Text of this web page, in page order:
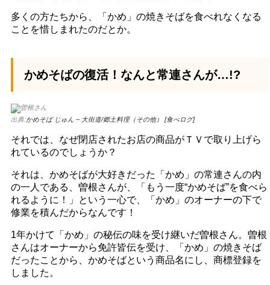
多くの方たちから、「かめ」の焼きそばを食べれなくなる
ことを惜しまれたのだとか。
かめそばの復活！なんと常連さんが…!?
出典:かめそば じゅん – 大街道/郷土料理（その他） [食べログ]
それでは、なぜ閉店されたお店の商品がＴＶで取り上げら
れているのでしょうか？
それは、かめそばが大好きだった「かめ」の常連さんの内
の一人である、曽根さんが、「もう一度“かめそば”を食べら
れるように！」という一心で、「かめ」のオーナーの下で
修業を積んだからなんです！
1年かけて「かめ」の秘伝の味を受け継いだ曽根さん。曽根
さんはオーナーから免許皆伝を受け、「かめ」の焼きそば
だったことから、かめそばという商品名にし、商標登録を
しました。